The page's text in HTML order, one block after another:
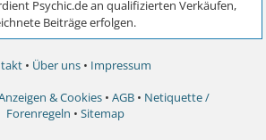
• Über uns • Impressum
& Cookies • AGB • Netiquette /
Forenregeln • Sitemap